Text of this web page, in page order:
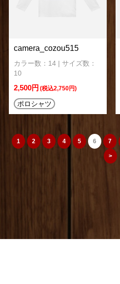
camera_cozou515
カラー数：14 | サイズ数：
10
2,500円 (税込2,750円)
ポロシャツ
1 2 3 4 5 6 7
>